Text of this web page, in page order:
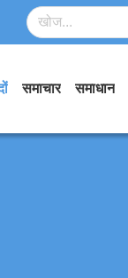
समाचार समाधान